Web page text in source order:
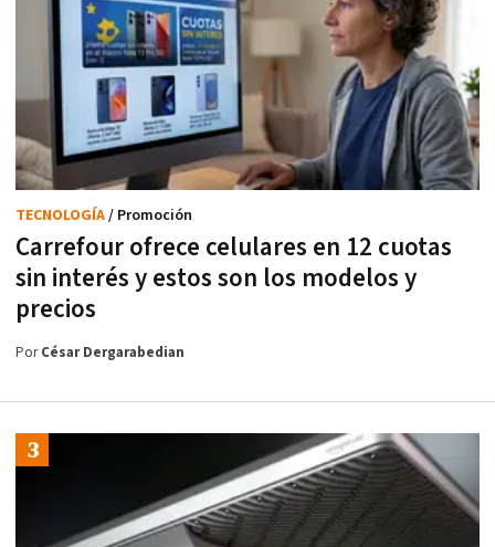
Carrefour ofrece celulares en 12 cuotas
sin interés y estos son los modelos y
precios
TECNOLOGÍA/ Promoción
PorCésar Dergarabedian